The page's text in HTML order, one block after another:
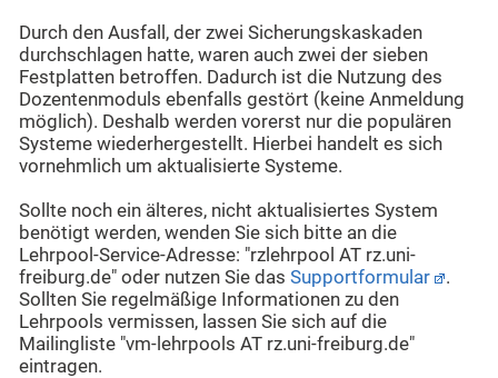
Durch den Ausfall, der zwei Sicherungskaskaden
durchschlagen hatte, waren auch zwei der sieben
Festplatten betroffen. Dadurch ist die Nutzung des
Dozentenmoduls ebenfalls gestört (keine Anmeldung
möglich). Deshalb werden vorerst nur die populären
Systeme wiederhergestellt. Hierbei handelt es sich
vornehmlich um aktualisierte Systeme.
Sollte noch ein älteres, nicht aktualisiertes System
benötigt werden, wenden Sie sich bitte an die
Lehrpool-Service-Adresse: "rzlehrpool AT rz.uni-
freiburg.de" oder nutzen Sie das Supportformular
.
Sollten Sie regelmäßige Informationen zu den
Lehrpools vermissen, lassen Sie sich auf die
Mailingliste "vm-lehrpools AT rz.uni-freiburg.de"
eintragen.